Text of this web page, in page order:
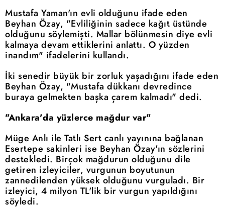
Mustafa Yaman'ın evli olduğunu ifade eden
Beyhan Özay, "Evliliğinin sadece kağıt üstünde
olduğunu söylemişti. Mallar bölünmesin diye evli
kalmaya devam ettiklerini anlattı. O yüzden
inandım" ifadelerini kullandı.
İki senedir büyük bir zorluk yaşadığını ifade eden
Beyhan Özay, "Mustafa dükkanı devredince
buraya gelmekten başka çarem kalmadı" dedi.
"Ankara'da yüzlerce mağdur var"
Müge Anlı ile Tatlı Sert canlı yayınına bağlanan
Esertepe sakinleri ise Beyhan Özay'ın sözlerini
destekledi. Birçok mağdurun olduğunu dile
getiren izleyiciler, vurgunun boyutunun
zannedilenden yüksek olduğunu vurguladı. Bir
izleyici, 4 milyon TL'lik bir vurgun yapıldığını
söyledi.